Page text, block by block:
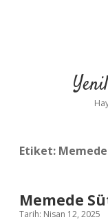
Etiket:
Memede
Tarih: Nisan 12, 2025